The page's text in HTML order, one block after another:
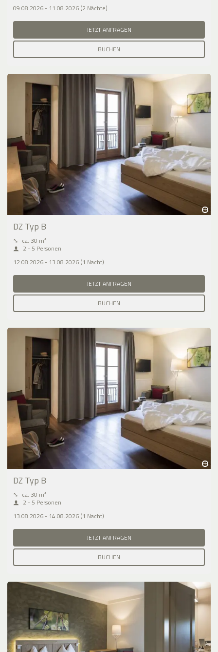
09.08.2026 - 11.08.2026 (2 Nächte)
JETZT ANFRAGEN
BUCHEN
DZ Typ B
⤡ ca. 30 m²
2 - 5 Personen
12.08.2026 - 13.08.2026 (1 Nacht)
JETZT ANFRAGEN
BUCHEN
DZ Typ B
⤡ ca. 30 m²
2 - 5 Personen
13.08.2026 - 14.08.2026 (1 Nacht)
JETZT ANFRAGEN
BUCHEN